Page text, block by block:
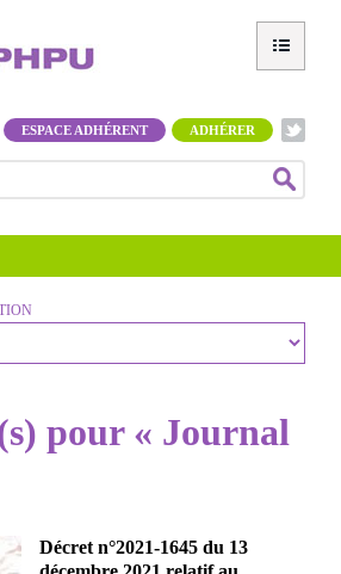
ADHÉRER
ESPACE ADHÉRENT
pour « Journal
Décret n°2021-1645 du 13